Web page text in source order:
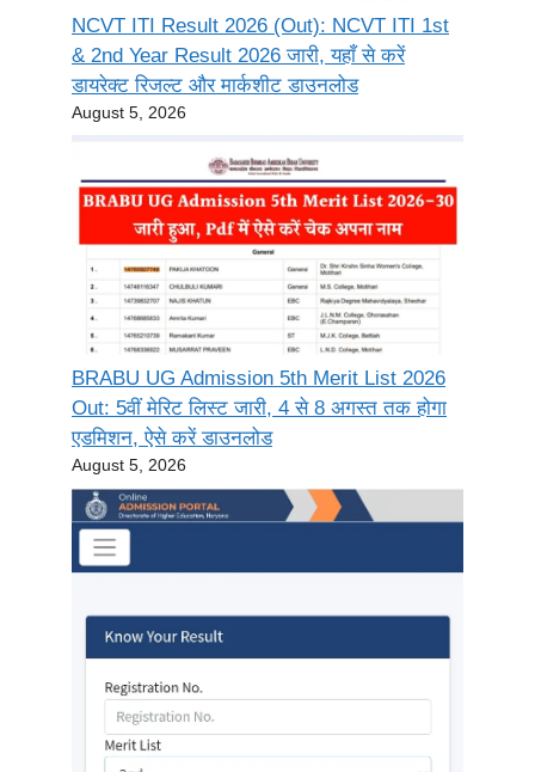
NCVT ITI Result 2026 (Out): NCVT ITI 1st
& 2nd Year Result 2026 जारी, यहाँ से करें
डायरेक्ट रिजल्ट और मार्कशीट डाउनलोड
August 5, 2026
BRABU UG Admission 5th Merit List 2026
Out: 5वीं मेरिट लिस्ट जारी, 4 से 8 अगस्त तक होगा
एडमिशन, ऐसे करें डाउनलोड
August 5, 2026